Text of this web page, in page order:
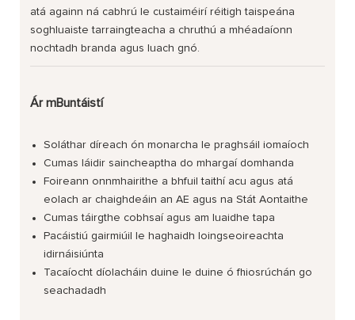
atá againn ná cabhrú le custaiméirí réitigh taispeána
soghluaiste tarraingteacha a chruthú a mhéadaíonn
nochtadh branda agus luach gnó.
Ár mBuntáistí
Soláthar díreach ón monarcha le praghsáil iomaíoch
Cumas láidir saincheaptha do mhargaí domhanda
Foireann onnmhairithe a bhfuil taithí acu agus atá
eolach ar chaighdeáin an AE agus na Stát Aontaithe
Cumas táirgthe cobhsaí agus am luaidhe tapa
Pacáistiú gairmiúil le haghaidh loingseoireachta
idirnáisiúnta
Tacaíocht díolacháin duine le duine ó fhiosrúchán go
seachadadh